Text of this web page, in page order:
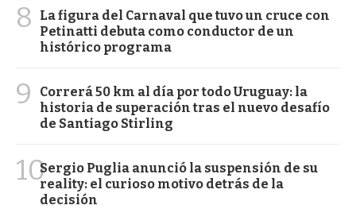
8
La figura del Carnaval que tuvo un cruce con
Petinatti debuta como conductor de un
histórico programa
9
Correrá 50 km al día por todo Uruguay: la
historia de superación tras el nuevo desafío
de Santiago Stirling
10Sergio Puglia anunció la suspensión de su
reality: el curioso motivo detrás de la
decisión